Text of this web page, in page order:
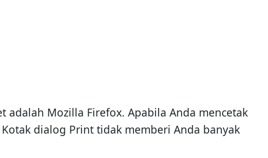
Mozilla Firefox. Apabila Anda mencetak
dialog Print tidak memberi Anda banyak